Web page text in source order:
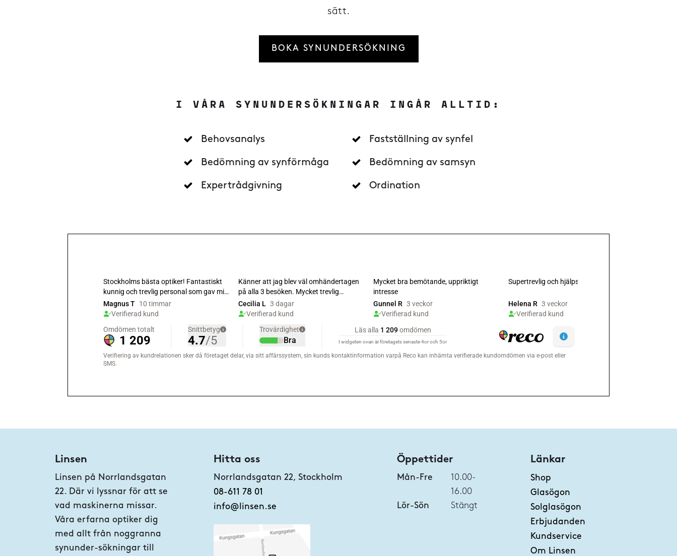
sätt.
BOKA SYNUNDERSÖKNING
I VÅRA SYNUNDERSÖKNINGAR INGÅR ALLTID:
Behovsanalys Fastställning av synfel
Bedömning av synförmåga Bedömning av samsyn
Expertrådgivning Ordination
Linsen
Linsen på Norrlandsgatan
22. Där vi lyssnar för att se
vad maskinerna missar.
Våra erfarna optiker dig
med allt från noggranna
synunder-sökningar till
Hitta oss
Norrlandsgatan 22, Stockholm
08-611 78 01
info@linsen.se
Öppettider
Mån-Fre
10.00-
16.00
Lör-Sön
Stängt
Länkar
Shop
Glasögon
Solglasögon
Erbjudanden
Kundservice
Om Linsen